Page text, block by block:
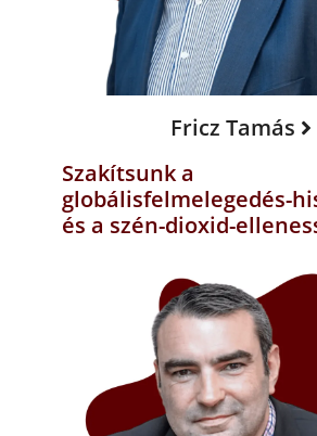
Fricz Tamás
Szakítsunk a
globálisfelmelegedés-
és a szén-dioxid-